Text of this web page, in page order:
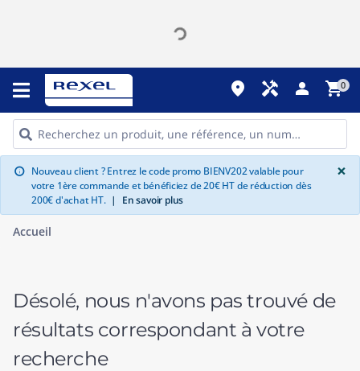
place handyman person shopping_cart0
info Nouveau client ? Entrez le code promo BIENV202 valable pour
votre 1ère commande et bénéficiez de 20€ HT de réduction dès
200€ d'achat HT. | En savoir plus
×
Accueil
Désolé, nous n'avons pas trouvé de
résultats correspondant à votre
recherche